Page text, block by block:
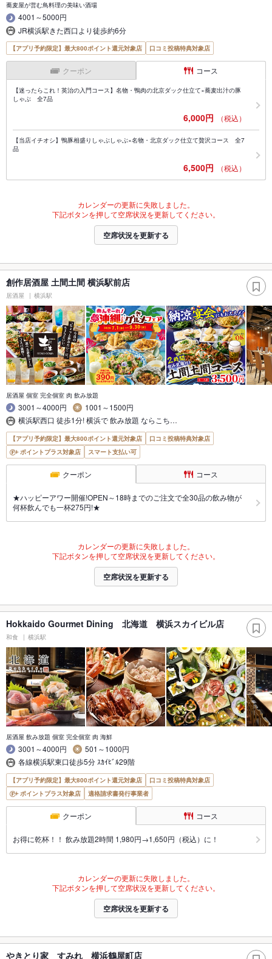
蕎麦屋が営む鳥料理の美味い酒場
4001～5000円
JR横浜駅きた西口より徒歩約6分
【アプリ予約限定】最大800ポイント還元対象店 口コミ投稿特典対象店
クーポン コース
【迷ったらこれ！英治の入門コース】名物・鴨肉の北京ダック仕立て×蕎麦出汁の豚
しゃぶ 全7品
6,000円 （税込）
【当店イチオシ】鴨豚相盛りしゃぶしゃぶ×名物・北京ダック仕立て贅沢コース 全7
品
6,500円 （税込）
カレンダーの更新に失敗しました。
下記ボタンを押して空席状況を更新してください。
空席状況を更新する
創作居酒屋 土間土間 横浜駅前店
居酒屋 横浜駅
居酒屋 個室 完全個室 肉 飲み放題
3001～4000円
1001～1500円
横浜駅西口 徒歩1分! 横浜で 飲み放題 ならこち…
【アプリ予約限定】最大800ポイント還元対象店
口コミ投稿特典対象店
ポイントプラス対象店
スマート支払い可
クーポン コース
★ハッピーアワー開催!OPEN～18時までのご注文で全30品の飲み物が
何杯飲んでも一杯275円!★
カレンダーの更新に失敗しました。
下記ボタンを押して空席状況を更新してください。
空席状況を更新する
Hokkaido Gourmet Dining 北海道 横浜スカイビル店
和食 横浜駅
居酒屋 飲み放題 個室 完全個室 肉 海鮮
3001～4000円
501～1000円
各線横浜駅東口徒歩5分 ｽｶｲﾋﾞﾙ29階
【アプリ予約限定】最大800ポイント還元対象店
口コミ投稿特典対象店
ポイントプラス対象店
適格請求書発行事業者
クーポン コース
お得に乾杯！！ 飲み放題2時間 1,980円→1,650円（税込）に！
カレンダーの更新に失敗しました。
下記ボタンを押して空席状況を更新してください。
空席状況を更新する
やきとり家 すみれ 横浜鶴屋町店